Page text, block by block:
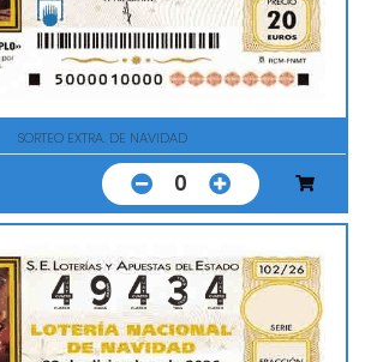
SORTEO EXTRA. DE NAVIDAD
0